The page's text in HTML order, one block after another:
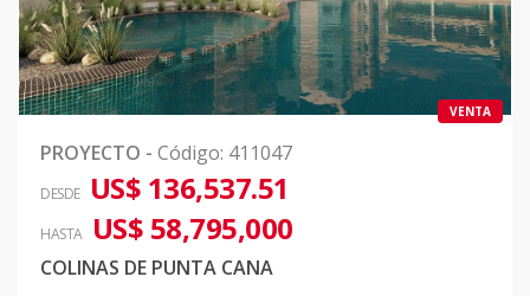
VENTA
PROYECTO - Código: 411047
DESDE US$ 136,537.51
HASTA US$ 58,795,000
COLINAS DE PUNTA CANA